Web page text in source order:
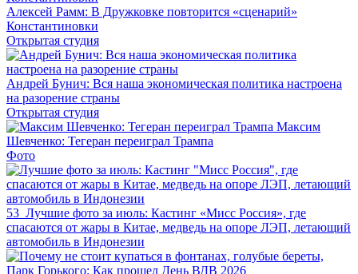
Алексей Рамм: В Дружковке повторится «сценарий»
Константиновки
Открытая студия
Андрей Бунич: Вся наша экономическая политика настроена
на разорение страны
Открытая студия
Максим
Шевченко: Тегеран переиграл Трампа
Фото
53 Лучшие фото за июль: Кастинг «Мисс Россия», где
спасаются от жары в Китае, медведь на опоре ЛЭП, летающий
автомобиль в Индонезии